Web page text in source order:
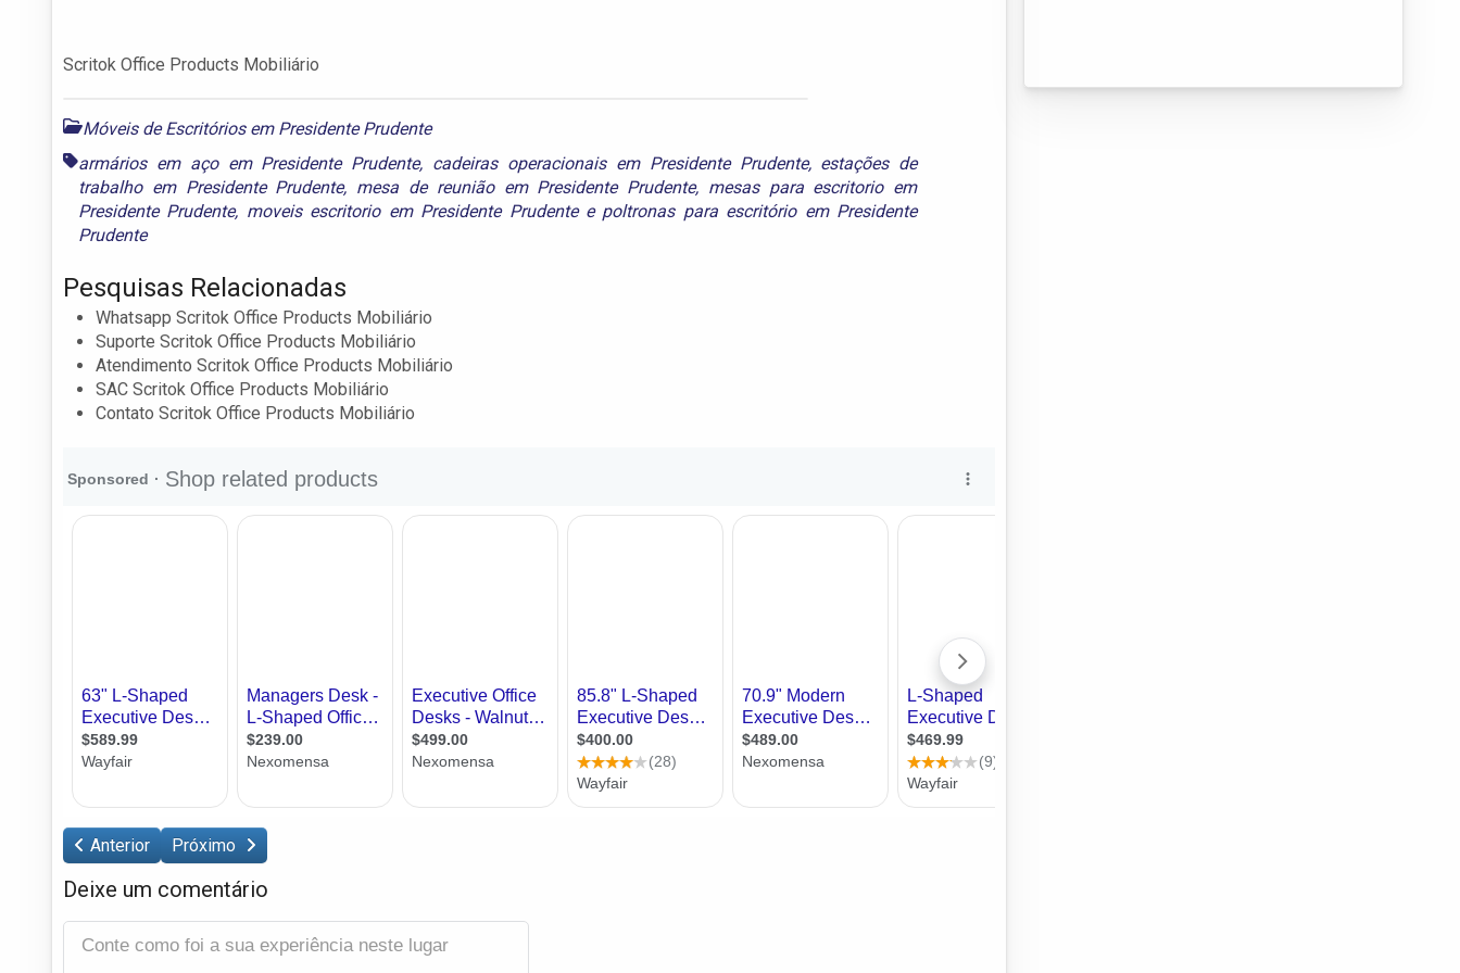
Scritok Office Products Mobiliário
Móveis de Escritórios em Presidente Prudente
armários em aço em Presidente Prudente, cadeiras operacionais em Presidente Prudente, estações de
trabalho em Presidente Prudente, mesa de reunião em Presidente Prudente, mesas para escritorio em
Presidente Prudente, moveis escritorio em Presidente Prudentee poltronas para escritório em Presidente
Prudente
Pesquisas Relacionadas
Whatsapp Scritok Office Products Mobiliário
Suporte Scritok Office Products Mobiliário
Atendimento Scritok Office Products Mobiliário
SAC Scritok Office Products Mobiliário
Contato Scritok Office Products Mobiliário
Anterior Próximo
Deixe um comentário